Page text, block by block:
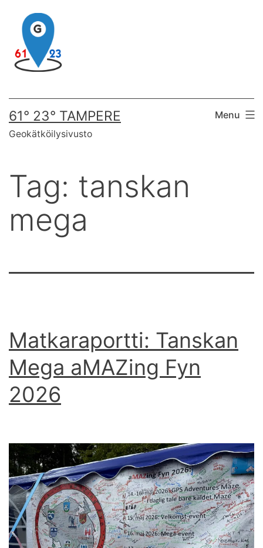
content
61° 23° TAMPERE
Geokätköilysivusto
Menu
Tag: tanskan
mega
Matkaraportti: Tanskan
Mega aMAZing Fyn
2026